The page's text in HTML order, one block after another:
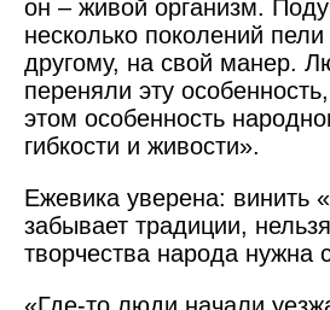
он – живой организм.
несколько поколений
другому, на свой манер.
переняли эту
этом особенность
гибкости и живости».
Ежевика уверена: винить
забывает традиции,
творчества народа нужна